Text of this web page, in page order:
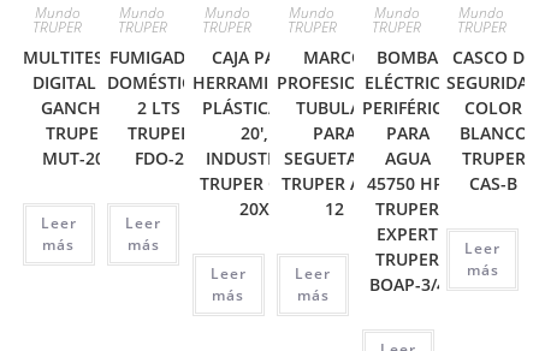
Mundo
TRUPER
MULTITESTER
DIGITAL DE
GANCHO
TRUPER
MUT-202
Leer
más
Mundo
TRUPER
FUMIGADOR
DOMÉSTICO,
2 LTS
TRUPER
FDO-2
Leer
más
Mundo
TRUPER
CAJA PARA
HERRAMIENTA,
PLÁSTICA DE
20′,
INDUSTRIAL
TRUPER CHP-
20X
Leer
más
Mundo
TRUPER
MARCO
PROFESIONAL
TUBULAR
PARA
SEGUETA 12′
TRUPER ATT-
12
Leer
más
Mundo
TRUPER
BOMBA
ELÉCTRICA
PERIFÉRICA
PARA
AGUA
45750 HP,
TRUPER
EXPERT
TRUPER
BOAP-3/4
Mundo
TRUPER
CASCO DE
COLOR
BLANCO
TRUPER
CAS-B
Leer
más